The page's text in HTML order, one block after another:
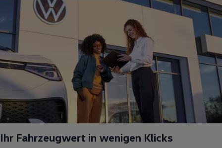
Ihr Fahrzeugwert in wenigen Klicks